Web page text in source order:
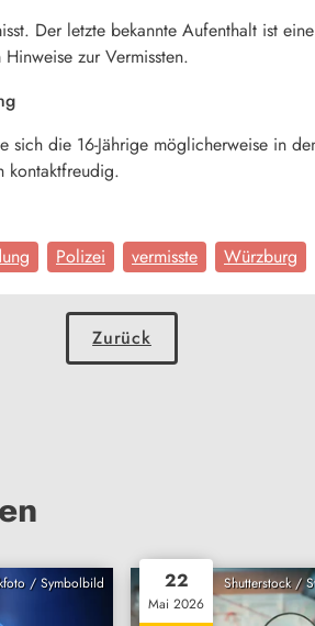
Der letzte bekannte Aufenthalt ist
zur Vermissten.
die 16-Jährige möglicherweise in
kontaktfreudig.
Polizei vermisste Würzburg
Zurück
/ Symbolbild Shutterstock /
22
Mai 2026